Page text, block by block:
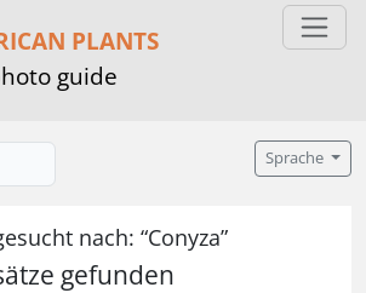
PLANTS
guide
Sprache
nach: “Conyza”
gefunden